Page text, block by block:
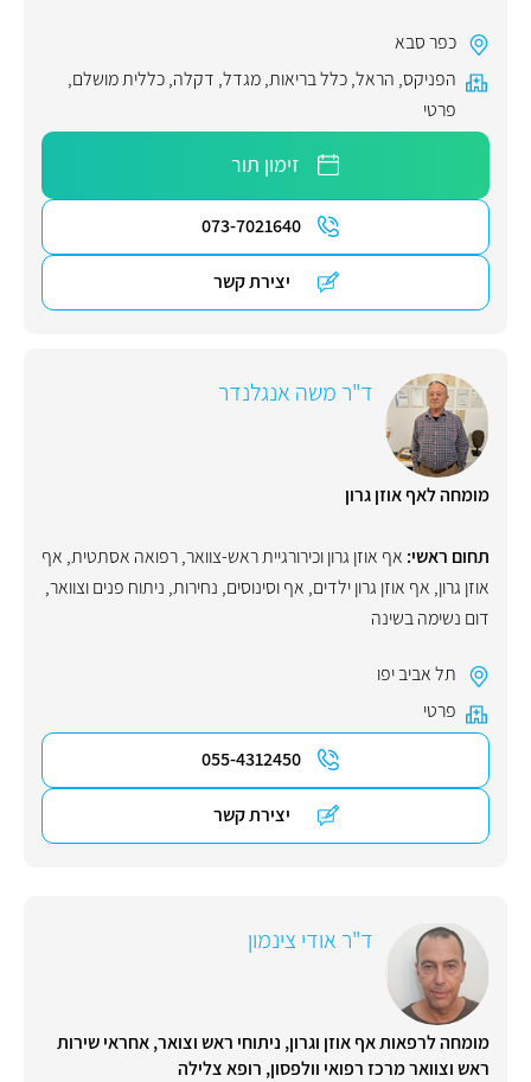
כפר סבא
הפניקס, הראל,כלל בריאות,מגדל, דקלה,כללית מושלם,
פרטי
זימון תור
073-7021640
יצירת קשר
ד"ר משה אנגלנדר
מומחה לאף אוזן גרון
תחום ראשי: אף אוזן גרון וכירורגיית ראש-צוואר,רפואה אסתטית, אף
אוזן גרון, אף אוזן גרון ילדים, אף וסינוסים, נחירות, ניתוח פנים וצוואר,
דום נשימה בשינה
תל אביב יפו
פרטי
055-4312450
יצירת קשר
ד"ר אודי צינמון
מומחה לרפאות אף אוזן וגרון, ניתוחי ראש וצואר, אחראי שירות
ראש וצוואר מרכז רפואי וולפסון, רופא צלילה